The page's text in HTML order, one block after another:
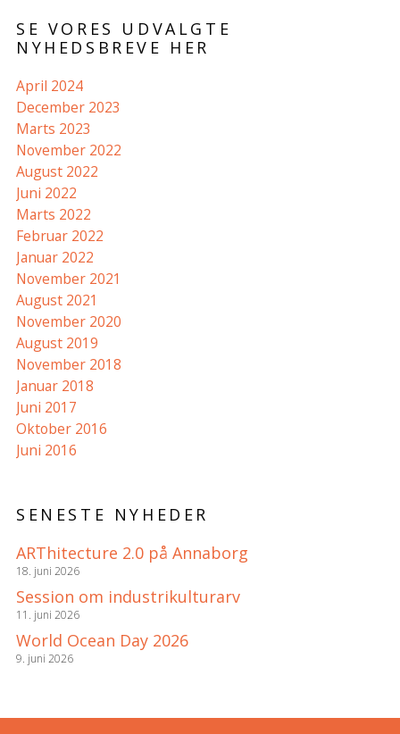
SE VORES UDVALGTE
NYHEDSBREVE HER
April 2024
December 2023
Marts 2023
November 2022
August 2022
Juni 2022
Marts 2022
Februar 2022
Januar 2022
November 2021
August 2021
November 2020
August 2019
November 2018
Januar 2018
Juni 2017
Oktober 2016
Juni 2016
SENESTE NYHEDER
ARThitecture 2.0 på Annaborg
18. juni 2026
Session om industrikulturarv
11. juni 2026
World Ocean Day 2026
9. juni 2026